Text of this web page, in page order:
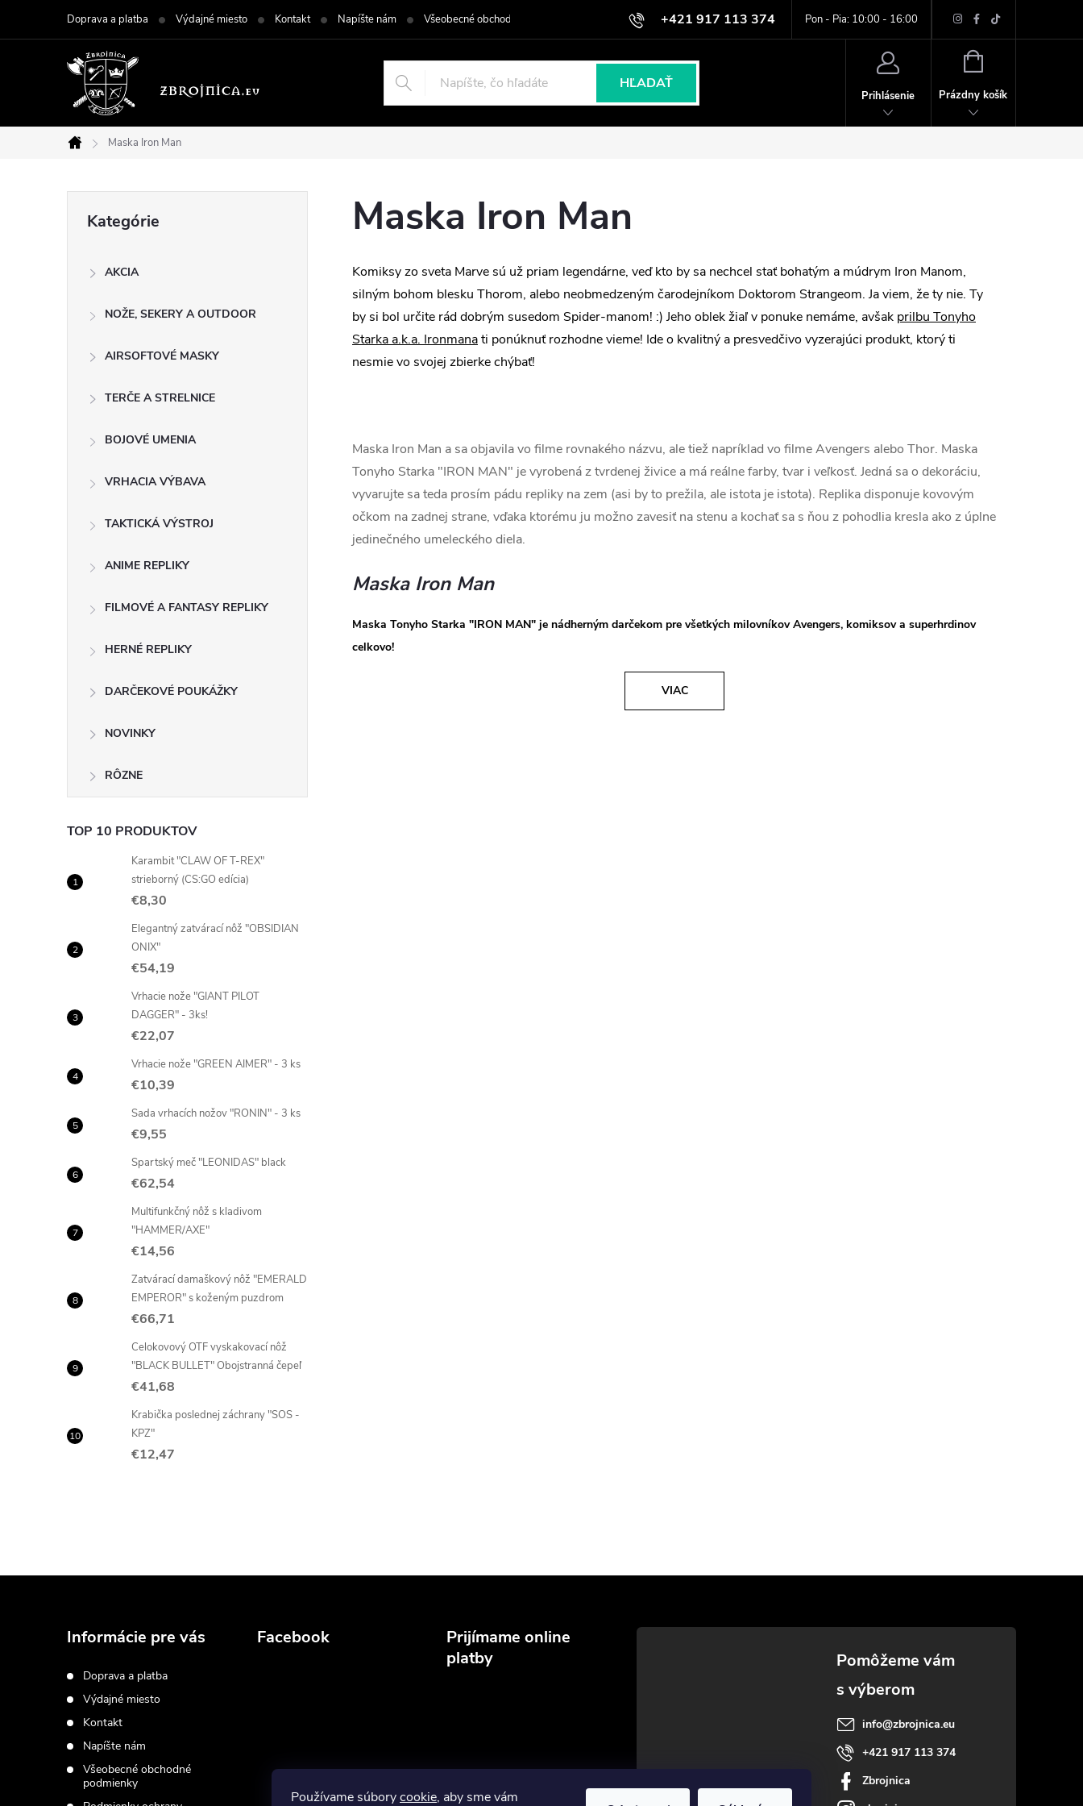
Používame súborycookie, aby sme vám
+421 917 113 374 Pon - Pia: 10:00 - 16:00
Doprava a platba Výdajné miesto Kontakt Napíšte nám Všeobecné obchodné podmienky Podmienky ochrany osobných údajov
HĽADAŤ
Prihlásenie
NÁKUPNÝ
Prázdny košík
Domov
Maska Iron Man
kategórie
Kategórie
AKCIA
NOŽE, SEKERY A OUTDOOR
AIRSOFTOVÉ MASKY
TERČE A STRELNICE
BOJOVÉ UMENIA
VRHACIA VÝBAVA
TAKTICKÁ VÝSTROJ
ANIME REPLIKY
FILMOVÉ A FANTASY REPLIKY
HERNÉ REPLIKY
DARČEKOVÉ POUKÁŽKY
NOVINKY
RÔZNE
TOP 10 PRODUKTOV
Karambit "CLAW OF T-REX"
strieborný (CS:GO edícia)
€8,30
Elegantný zatvárací nôž "OBSIDIAN
ONIX"
€54,19
Vrhacie nože "GIANT PILOT
DAGGER" - 3ks!
€22,07
Vrhacie nože "GREEN AIMER" - 3 ks
€10,39
Sada vrhacích nožov "RONIN" - 3 ks
€9,55
Spartský meč "LEONIDAS" black
€62,54
Multifunkčný nôž s kladivom
"HAMMER/AXE"
€14,56
Zatvárací damaškový nôž "EMERALD
EMPEROR" s koženým puzdrom
€66,71
Celokovový OTF vyskakovací nôž
"BLACK BULLET" Obojstranná čepeľ
€41,68
Krabička poslednej záchrany "SOS -
KPZ"
€12,47
Maska Iron Man
Komiksy zo sveta Marve sú už priam legendárne, veď kto by sa nechcel stať bohatým a múdrym Iron Manom,
silným bohom blesku Thorom, alebo neobmedzeným čarodejníkom Doktorom Strangeom. Ja viem, že ty nie. Ty
by si bol určite rád dobrým susedom Spider-manom! :) Jeho oblek žiaľ v ponuke nemáme, avšak prilbu Tonyho
Starka a.k.a. Ironmanati ponúknuť rozhodne vieme! Ide o kvalitný a presvedčivo vyzerajúci produkt, ktorý ti
nesmie vo svojej zbierke chýbať!
Maska Iron Man a sa objavila vo filme rovnakého názvu, ale tiež napríklad vo filme Avengers alebo Thor. Maska
Tonyho Starka "IRON MAN" je vyrobená z tvrdenej živice a má reálne farby, tvar i veľkosť. Jedná sa o dekoráciu,
vyvarujte sa teda prosím pádu repliky na zem (asi by to prežila, ale istota je istota). Replika disponuje kovovým
očkom na zadnej strane, vďaka ktorému ju možno zavesiť na stenu a kochať sa s ňou z pohodlia kresla ako z úplne
jedinečného umeleckého diela.
Maska Iron Man
Maska Tonyho Starka "IRON MAN" je nádherným darčekom pre všetkých milovníkov Avengers, komiksov a superhrdinov
celkovo!
VIAC
Informácie pre vás
Doprava a platba
Výdajné miesto
Kontakt
Napíšte nám
Všeobecné obchodné
podmienky
Facebook
Prijímame online
platby
info@zbrojnica.eu
+421 917 113 374
Zbrojnica